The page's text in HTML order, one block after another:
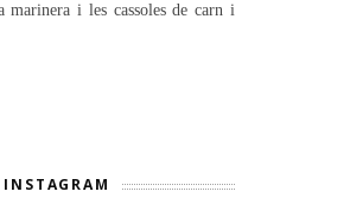
marinera i les cassoles de carn i
INSTAGRAM